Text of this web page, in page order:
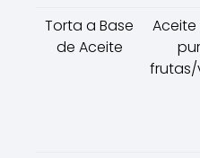
Torta a Base
de Aceite
frutas/